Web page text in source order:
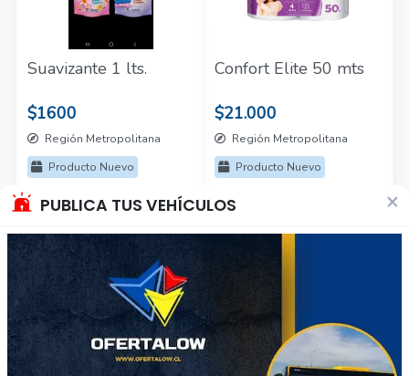
PUBLICA TUS VEHÍCULOS ×
Suavizante 1 lts.
$1600
Región Metropolitana
Producto Nuevo
Confort Elite 50 mts
$21.000
Región Metropolitana
Producto Nuevo
69 33